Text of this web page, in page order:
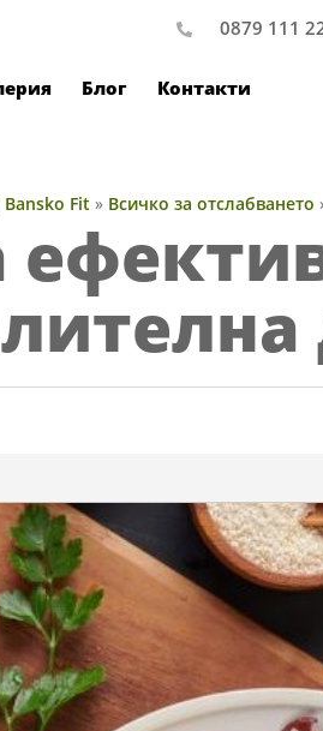
0879 111
Блог Контакти
Bansko Fit » Всичко за отслабването